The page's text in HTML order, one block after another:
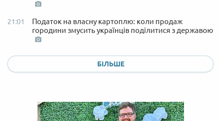
21:01
Податок на власну картоплю: коли продаж
городини змусить українців поділитися з державою
БІЛЬШЕ